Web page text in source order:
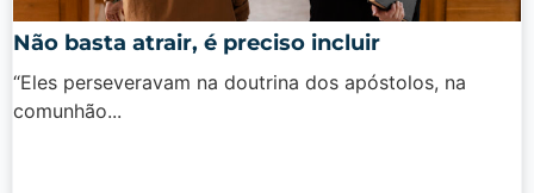
Não basta atrair, é preciso incluir
“Eles perseveravam na doutrina dos apóstolos, na
comunhão...